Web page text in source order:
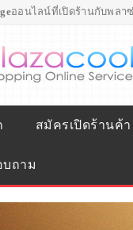
ออนไลน์ที่เปิดร้านกับพลา
สมัครเปิดร้านค้า
ถาม